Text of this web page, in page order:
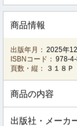
商品情報
出版年月： 2025年
ISBNコード： 978-
頁数・縦：
３１８
商品の内容
出版社・メーカ